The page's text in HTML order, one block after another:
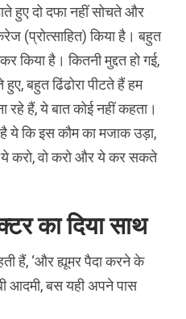
हुए दो दफा नहीं सोचते और
(प्रोत्साहित) किया है। बहुत
किया है। कितनी मुद्दत हो गई,
बहुत ढिंढोरा पीटते हैं हम
रहे हैं, ये बात कोई नहीं कहता।
ये कि इस कौम का मजाक उड़ा,
करो, वो करो और ये कर सकते
का दिया साथ
हैं, ‘और ह्यूमर पैदा करने के
आदमी, बस यही अपने पास